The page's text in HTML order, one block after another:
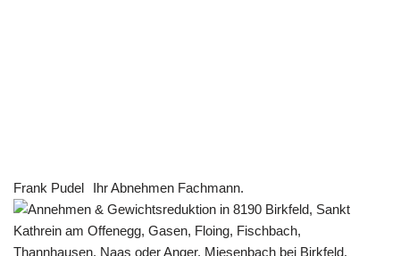
Frank Pudel Ihr Abnehmen Fachmann.